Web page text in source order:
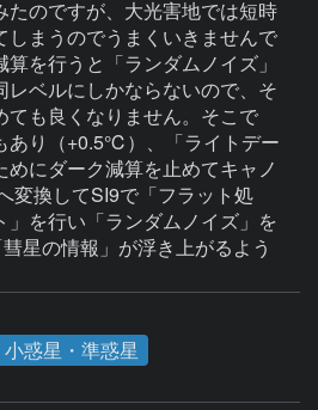
たのですが、大光害地では短時
しまうのでうまくいきませんで
を行うと「ランダムノイズ」
レベルにしかならないので、そ
ても良くなりません。そこで
あり（+0.5℃）、「ライトデー
めにダーク減算を止めてキャノ
変換してSI9で「フラット処
を行い「ランダムノイズ」を
星の情報」が浮き上がるよう
惑星・準惑星